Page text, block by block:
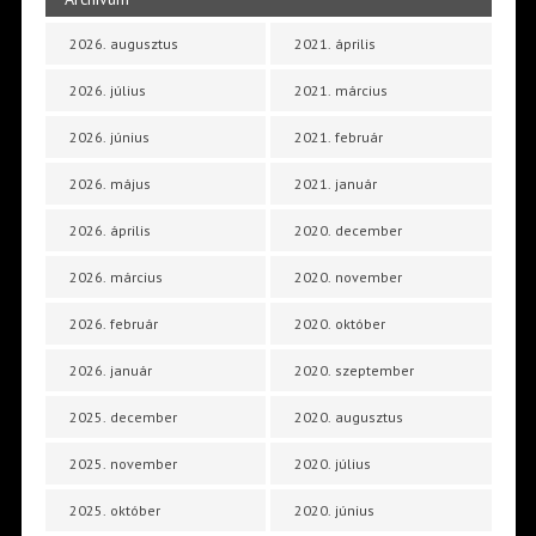
2026. augusztus
2026. július
2026. június
2026. május
2026. április
2026. március
2026. február
2026. január
2025. december
2025. november
2025. október
2021. április
2021. március
2021. február
2021. január
2020. december
2020. november
2020. október
2020. szeptember
2020. augusztus
2020. július
2020. június